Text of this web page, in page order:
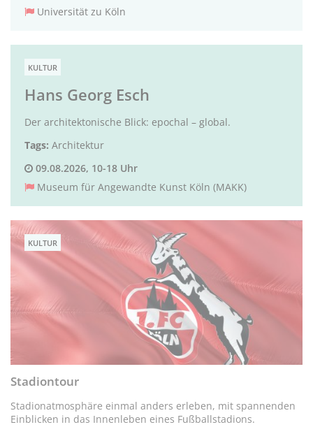
Universität zu Köln
KULTUR
Hans Georg Esch
Der architektonische Blick: epochal – global.
Tags: Architektur
09.08.2026, 10-18 Uhr
Museum für Angewandte Kunst Köln (MAKK)
KULTUR
Stadiontour
Stadionatmosphäre einmal anders erleben, mit spannenden
Einblicken in das Innenleben eines Fußballstadions.